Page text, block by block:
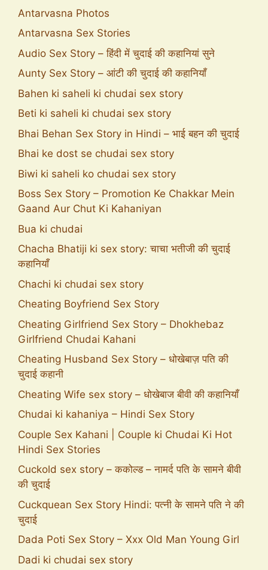
Antarvasna Photos
Antarvasna Sex Stories
Audio Sex Story – हिंदी में चुदाई की कहानियां सुने
Aunty Sex Story – आंटी की चुदाई की कहानियाँ
Bahen ki saheli ki chudai sex story
Beti ki saheli ki chudai sex story
Bhai Behan Sex Story in Hindi – भाई बहन की चुदाई
Bhai ke dost se chudai sex story
Biwi ki saheli ko chudai sex story
Boss Sex Story – Promotion Ke Chakkar Mein
Gaand Aur Chut Ki Kahaniyan
Bua ki chudai
Chacha Bhatiji ki sex story: चाचा भतीजी की चुदाई
कहानियाँ
Chachi ki chudai sex story
Cheating Boyfriend Sex Story
Cheating Girlfriend Sex Story – Dhokhebaz
Girlfriend Chudai Kahani
Cheating Husband Sex Story – धोखेबाज़ पति की
चुदाई कहानी
Cheating Wife sex story – धोखेबाज बीवी की कहानियाँ
Chudai ki kahaniya – Hindi Sex Story
Couple Sex Kahani | Couple ki Chudai Ki Hot
Hindi Sex Stories
Cuckold sex story – ककोल्ड – नामर्द पति के सामने बीवी
की चुदाई
Cuckquean Sex Story Hindi: पत्नी के सामने पति ने की
चुदाई
Dada Poti Sex Story – Xxx Old Man Young Girl
Dadi ki chudai sex story